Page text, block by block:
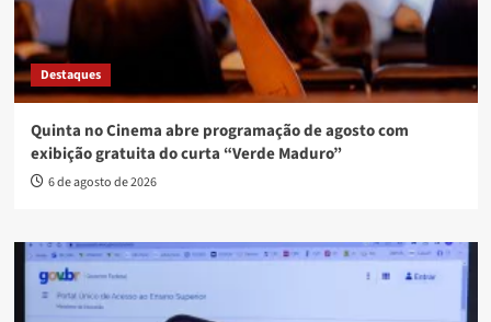
Destaques
Quinta no Cinema abre programação de agosto com
exibição gratuita do curta “Verde Maduro”
6 de agosto de 2026